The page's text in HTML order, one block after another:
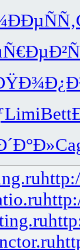
ÐÐµÑÑ‚
LimiBett